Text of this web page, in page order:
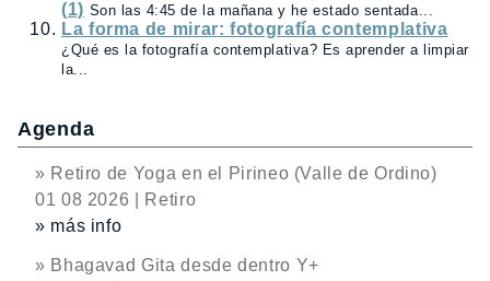
(1) Son las 4:45 de la mañana y he estado sentada...
La forma de mirar: fotografía contemplativa
¿Qué es la fotografía contemplativa? Es aprender a limpiar
la...
Agenda
» Retiro de Yoga en el Pirineo (Valle de Ordino)
01 08 2026 | Retiro
» más info
» Bhagavad Gita desde dentro Y+